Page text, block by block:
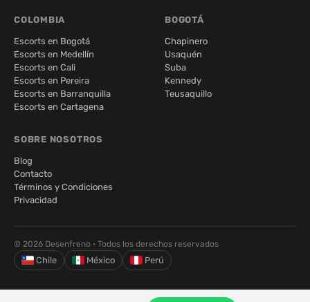
COLOMBIA
Escorts en Bogotá
Escorts en Medellín
Escorts en Cali
Escorts en Pereira
Escorts en Barranquilla
Escorts en Cartagena
BOGOTÁ
Chapinero
Usaquén
Suba
Kennedy
Teusaquillo
SOBRE NOSOTROS
Blog
Contacto
Términos y Condiciones
Privacidad
© 2026 Desenfreno · Todos los derechos reservados
Chile México Perú